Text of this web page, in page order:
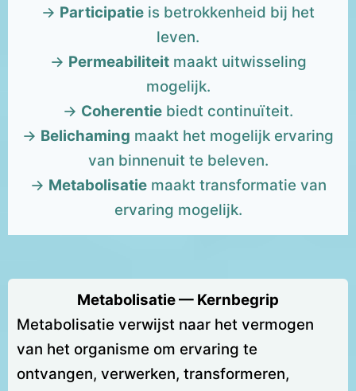
→ Participatie is betrokkenheid bij het
leven.
→ Permeabiliteitmaakt uitwisseling
mogelijk.
→ Coherentie biedt continuïteit.
→ Belichaming maakt het mogelijk ervaring
van binnenuit te beleven.
→ Metabolisatiemaakt transformatie van
ervaring mogelijk.
Metabolisatie — Kernbegrip
Metabolisatie verwijst naar het vermogen
van het organisme om ervaring te
ontvangen, verwerken, transformeren,